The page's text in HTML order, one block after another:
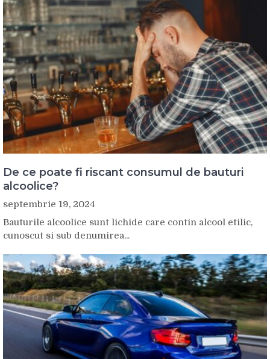
De ce poate fi riscant consumul de bauturi
alcoolice?
septembrie 19, 2024
Bauturile alcoolice sunt lichide care contin alcool etilic,
cunoscut si sub denumirea...